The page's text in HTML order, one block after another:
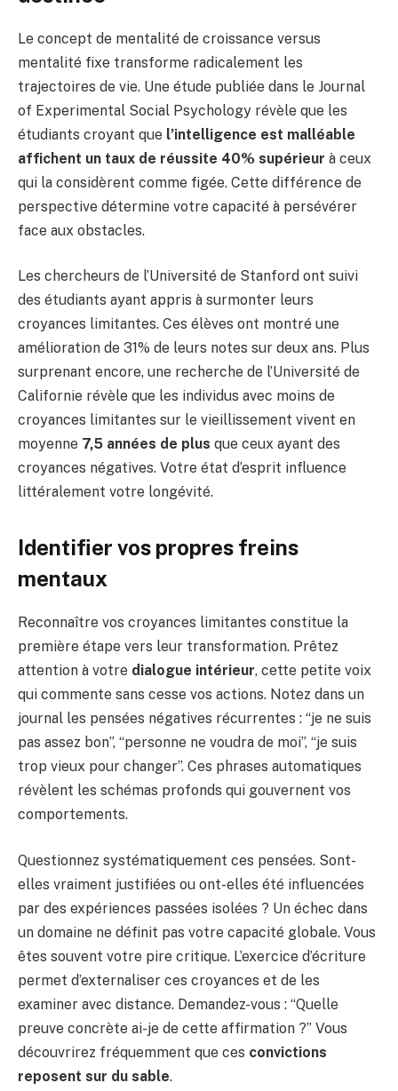
Le concept de mentalité de croissance versus
mentalité fixe transforme radicalement les
trajectoires de vie. Une étude publiée dans le Journal
of Experimental Social Psychology révèle que les
étudiants croyant que l’intelligence est malléable
affichent un taux de réussite 40% supérieur à ceux
qui la considèrent comme figée. Cette différence de
perspective détermine votre capacité à persévérer
face aux obstacles.
Les chercheurs de l’Université de Stanford ont suivi
des étudiants ayant appris à surmonter leurs
croyances limitantes. Ces élèves ont montré une
amélioration de 31% de leurs notes sur deux ans. Plus
surprenant encore, une recherche de l’Université de
Californie révèle que les individus avec moins de
croyances limitantes sur le vieillissement vivent en
moyenne 7,5 années de plus que ceux ayant des
croyances négatives. Votre état d’esprit influence
littéralement votre longévité.
Identifier vos propres freins
mentaux
Reconnaître vos croyances limitantes constitue la
première étape vers leur transformation. Prêtez
attention à votre dialogue intérieur, cette petite voix
qui commente sans cesse vos actions. Notez dans un
journal les pensées négatives récurrentes : “je ne suis
pas assez bon”, “personne ne voudra de moi”, “je suis
trop vieux pour changer”. Ces phrases automatiques
révèlent les schémas profonds qui gouvernent vos
comportements.
Questionnez systématiquement ces pensées. Sont-
elles vraiment justifiées ou ont-elles été influencées
par des expériences passées isolées ? Un échec dans
un domaine ne définit pas votre capacité globale. Vous
êtes souvent votre pire critique. L’exercice d’écriture
permet d’externaliser ces croyances et de les
examiner avec distance. Demandez-vous : “Quelle
preuve concrète ai-je de cette affirmation ?” Vous
découvrirez fréquemment que ces convictions
reposent sur du sable.